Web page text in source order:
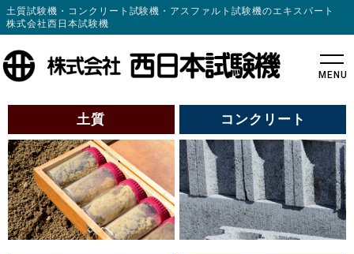
土質試験機・コンクリート試験機・アスファルト試験機のエキスパート
株式会社西日本試験機
MENU
土質 コンクリート